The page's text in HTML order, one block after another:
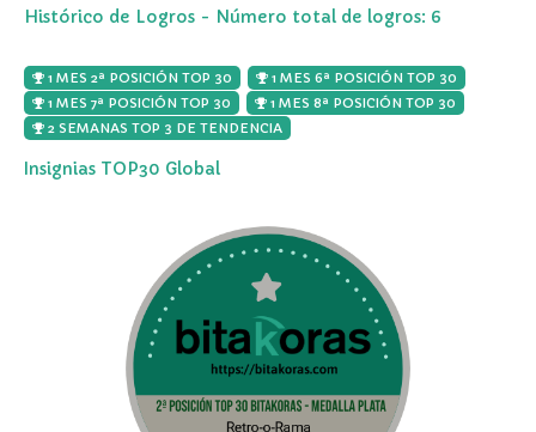
Histórico de Logros - Número total de logros: 6
1 MES 2ª POSICIÓN TOP 30
1 MES 6ª POSICIÓN TOP 30
1 MES 7ª POSICIÓN TOP 30
1 MES 8ª POSICIÓN TOP 30
2 SEMANAS TOP 3 DE TENDENCIA
Insignias TOP30 Global